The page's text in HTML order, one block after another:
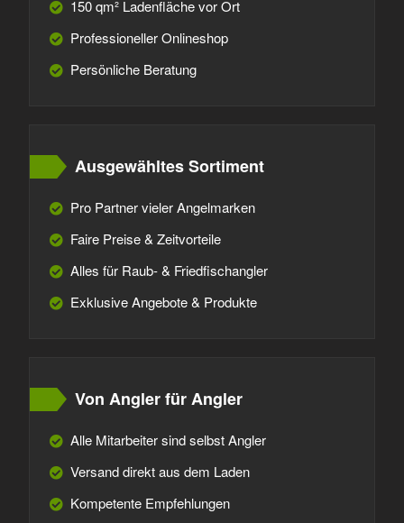
150 qm² Ladenfläche vor Ort
Professioneller Onlineshop
Persönliche Beratung
Ausgewähltes Sortiment
Pro Partner vieler Angelmarken
Faire Preise & Zeitvorteile
Alles für Raub- & Friedfischangler
Exklusive Angebote & Produkte
Von Angler für Angler
Alle Mitarbeiter sind selbst Angler
Versand direkt aus dem Laden
Kompetente Empfehlungen